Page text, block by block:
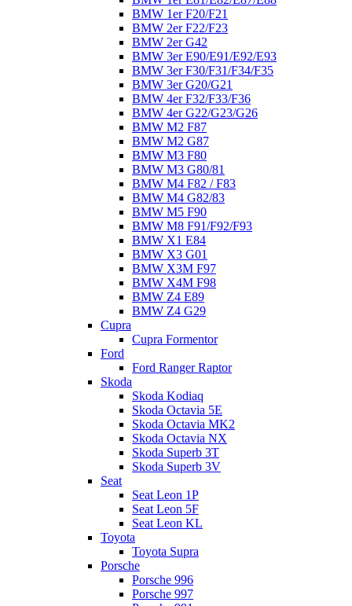
BMW 1er F20/F21
BMW 2er F22/F23
BMW 2er G42
BMW 3er E90/E91/E92/E93
BMW 3er F30/F31/F34/F35
BMW 3er G20/G21
BMW 4er F32/F33/F36
BMW 4er G22/G23/G26
BMW M2 F87
BMW M2 G87
BMW M3 F80
BMW M3 G80/81
BMW M4 F82 / F83
BMW M4 G82/83
BMW M5 F90
BMW M8 F91/F92/F93
BMW X1 E84
BMW X3 G01
BMW X3M F97
BMW X4M F98
BMW Z4 E89
BMW Z4 G29
Cupra
Cupra Formentor
Ford
Ford Ranger Raptor
Skoda
Skoda Kodiaq
Skoda Octavia 5E
Skoda Octavia MK2
Skoda Octavia NX
Skoda Superb 3T
Skoda Superb 3V
Seat
Seat Leon 1P
Seat Leon 5F
Seat Leon KL
Toyota
Toyota Supra
Porsche
Porsche 996
Porsche 997